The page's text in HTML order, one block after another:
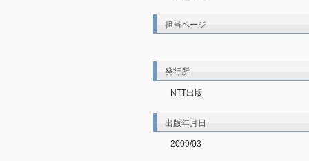
担当ページ
発行所
NTT出版
出版年月日
2009/03